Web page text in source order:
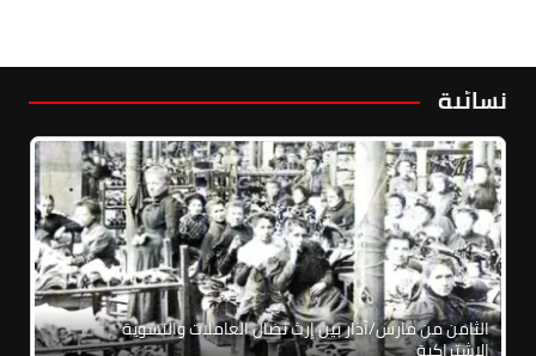
نسائية
الثامن من مارس/آذار بين إرث نضال العاملات والنسوية
الاشتراكية